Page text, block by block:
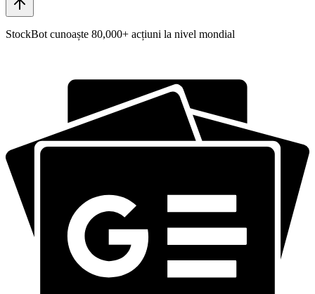
StockBot cunoaște 80,000+ acțiuni la nivel mondial